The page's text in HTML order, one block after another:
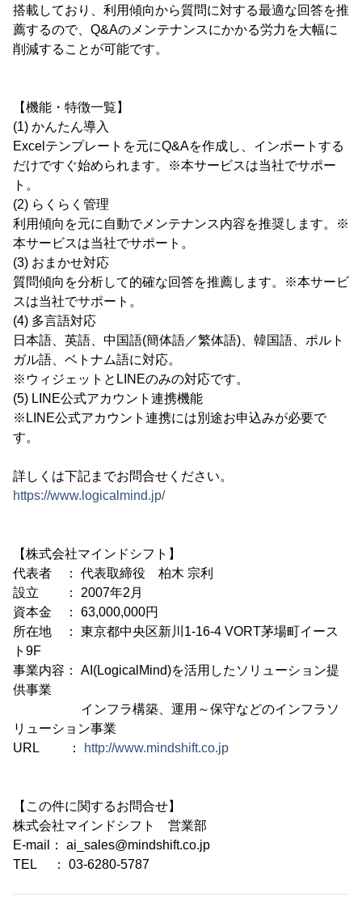
搭載しており、利用傾向から質問に対する最適な回答を推
薦するので、Q&Aのメンテナンスにかかる労力を大幅に
削減することが可能です。
【機能・特徴一覧】
(1) かんたん導入
Excelテンプレートを元にQ&Aを作成し、インポートする
だけですぐ始められます。※本サービスは当社でサポー
ト。
(2) らくらく管理
利用傾向を元に自動でメンテナンス内容を推奨します。※
本サービスは当社でサポート。
(3) おまかせ対応
質問傾向を分析して的確な回答を推薦します。※本サービ
スは当社でサポート。
(4) 多言語対応
日本語、英語、中国語(簡体語／繁体語)、韓国語、ポルト
ガル語、ベトナム語に対応。
※ウィジェットとLINEのみの対応です。
(5) LINE公式アカウント連携機能
※LINE公式アカウント連携には別途お申込みが必要で
す。
詳しくは下記までお問合せください。
https://www.logicalmind.jp/
【株式会社マインドシフト】
代表者 ： 代表取締役 柏木 宗利
設立 ： 2007年2月
資本金 ： 63,000,000円
所在地 ： 東京都中央区新川1-16-4 VORT茅場町イース
ト9F
事業内容： AI(LogicalMind)を活用したソリューション提
供事業
インフラ構築、運用～保守などのインフラソ
リューション事業
URL ：
http://www.mindshift.co.jp
【この件に関するお問合せ】
株式会社マインドシフト 営業部
E-mail： ai_sales@mindshift.co.jp
TEL ： 03-6280-5787